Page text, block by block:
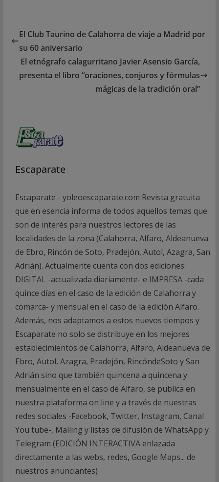
El Club Taurino de Calahorra de viaje a Madrid por
su 60 aniversario
El etnógrafo calagurritano Javier Asensio García,
presenta el libro “oraciones, conjuros y fórmulas
mágicas de la tradición oral”
Escaparate
Escaparate - yoleoescaparate.com Revista gratuita
que en esencia informa de todos aquellos temas que
son de interés para nuestros lectores de las
localidades de la zona (Calahorra, Alfaro, Aldeanueva
de Ebro, Rincón de Soto, Pradejón, Autol, Azagra, San
Adrián). Actualmente cuenta con dos ediciones:
DIGITAL -actualizada diariamente- e IMPRESA -cada
quince días en el caso de la edición de Calahorra y
comarca- y mensual en el caso de la edición Alfaro.
Además, nos adaptamos a estos nuevos tiempos y
Escaparate no solo se distribuye en los mejores
establecimientos de Calahorra, Alfaro, Aldeanueva de
Ebro, Autol, Azagra, Pradejón, RincóndeSoto y San
Adrián sino que también quincena a quincena y
mensualmente en el caso de Alfaro, se publica en
nuestra plataforma on line y a través de nuestras
redes sociales -Facebook, Twitter, Instagram, Canal
You tube-, Mailing y listas de difusión de WhatsApp y
Telegram (EDICIÓN INTERACTIVA enlazada
directamente a las webs, redes, Google Maps... de
nuestros anunciantes)